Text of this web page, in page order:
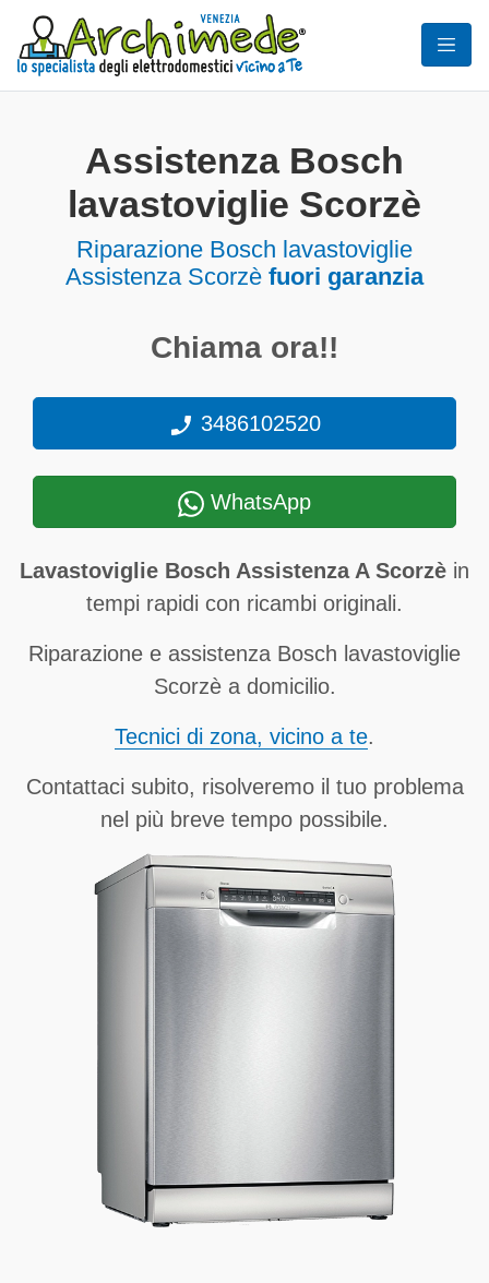
Assistenza Bosch
lavastoviglie Scorzè
Riparazione Bosch lavastoviglie
Assistenza Scorzè fuori garanzia
Chiama ora!!
3486102520
WhatsApp
Lavastoviglie Bosch Assistenza A Scorzè in
tempi rapidi con ricambi originali.
Riparazione e assistenza Bosch lavastoviglie
Scorzè a domicilio.
Tecnici di zona, vicino a te.
Contattaci subito, risolveremo il tuo problema
nel più breve tempo possibile.